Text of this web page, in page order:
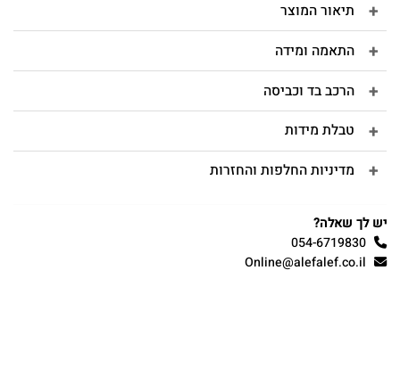
תיאור המוצר
התאמה ומידה
הרכב בד וכביסה
טבלת מידות
מדיניות החלפות והחזרות
יש לך שאלה?
054-6719830
Online@alefalef.co.il